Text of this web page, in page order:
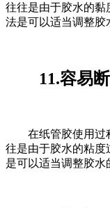
往往是由于胶水的黏
法是可以适当调整胶
11.容易断
在纸管胶使用过程
往是由于胶水的粘度
是可以适当调整胶水